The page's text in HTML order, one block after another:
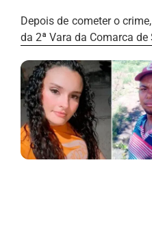
Depois de cometer o
da 2ª Vara da Comarca